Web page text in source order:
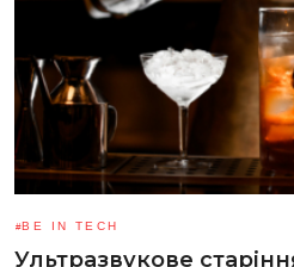
BE IN TECH
Ультразвукове